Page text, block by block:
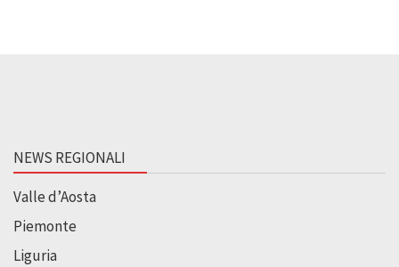
NEWS REGIONALI
Valle d’Aosta
Piemonte
Liguria